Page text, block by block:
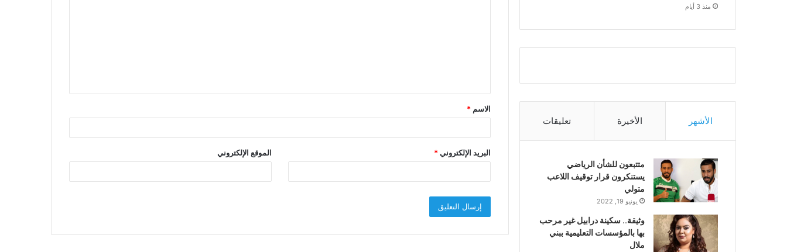
ق
*
الاسم *
البريد الإلكتروني* الموقع الإلكتروني
منذ 3 أيام
الأشهر الأخيرة تعليقات
متتبعون للشأن الرياضي
يستنكرون قرار توقيف اللاعب
متولي
يونيو 19, 2022
وثيقة.. سكينة درابيل غير مرحب
بها بالمؤسسات التعليمية ببني
ملال